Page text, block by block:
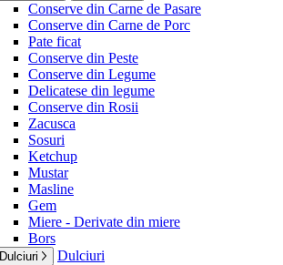
Conserve din Carne de Pasare
Conserve din Carne de Porc
Pate ficat
Conserve din Peste
Conserve din Legume
Delicatese din legume
Conserve din Rosii
Zacusca
Sosuri
Ketchup
Mustar
Masline
Gem
Miere - Derivate din miere
Bors
Dulciuri Dulciuri